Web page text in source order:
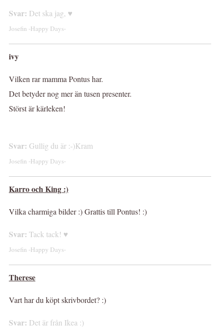
Svar: Det ska jag, ♥
Josefin -Happy Days-
ivy
Vilken rar mamma Pontus har.
Det betyder nog mer än tusen presenter.
Störst är kärleken!
Svar: Gullig du är :-)Kram
Josefin -Happy Days-
Karro och King :)
Vilka charmiga bilder :) Grattis till Pontus! :)
Svar: Tack tack! ♥
Josefin -Happy Days-
Therese
Vart har du köpt skrivbordet? :)
Svar: Det är från Ikea :)